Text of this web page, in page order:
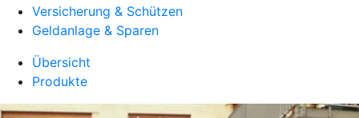
Versicherung & Schützen
Geldanlage & Sparen
Übersicht
Produkte